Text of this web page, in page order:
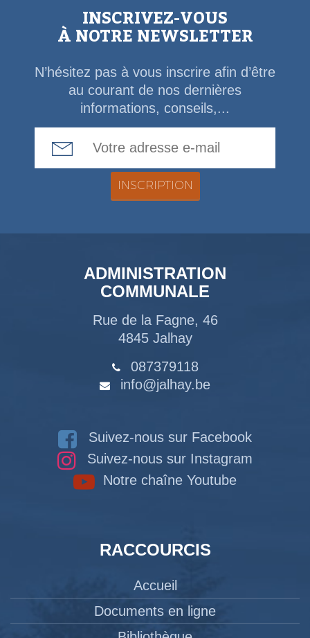
INSCRIVEZ-VOUS
À NOTRE NEWSLETTER
N’hésitez pas à vous inscrire afin d’être
au courant de nos dernières
informations, conseils,...
ADMINISTRATION
COMMUNALE
Rue de la Fagne, 46
4845 Jalhay
087379118
info@jalhay.be
Suivez-nous sur Facebook
Suivez-nous sur Instagram
Notre chaîne Youtube
RACCOURCIS
Accueil
Documents en ligne